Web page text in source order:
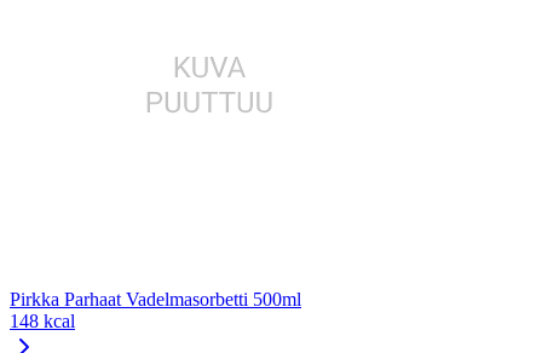
Pirkka Parhaat Vadelmasorbetti 500ml
148 kcal